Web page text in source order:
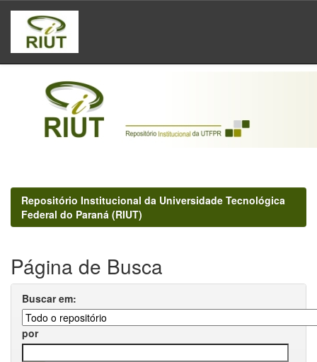
Skip
navigation
Repositório Institucional da Universidade Tecnológica
Federal do Paraná (RIUT)
Página de Busca
Buscar em:
por